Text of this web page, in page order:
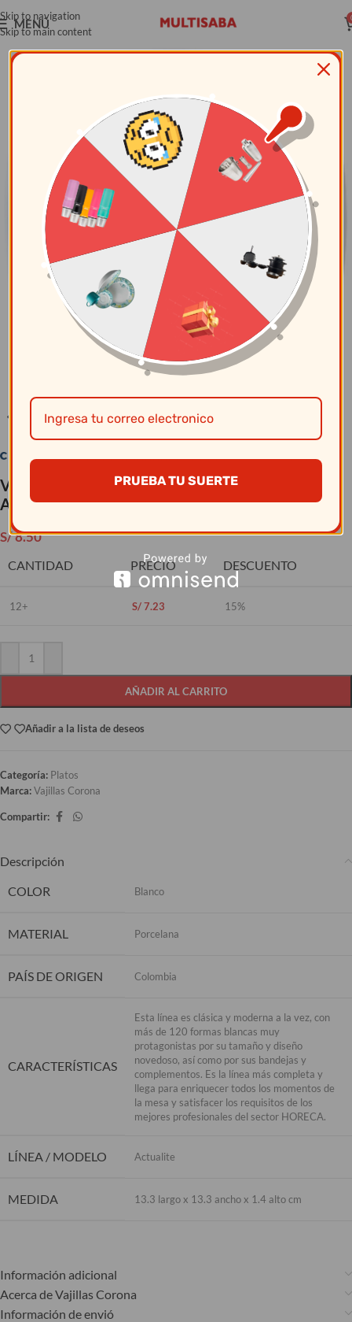
Skip to navigation
Skip to main content
MENÚ
Vajillas Corona – Plato café 13 Cm Cuadrado
Actualite Blco
S/8.50
CANTIDAD PRECIO DESCUENTO
12+ S/7.23 15%
AÑADIR AL CARRITO
Añadir a la lista de deseos
Categoría: Platos
Marca:Vajillas Corona
Compartir:
Descripción
COLOR
Blanco
MATERIAL Porcelana
PAÍS DE ORIGEN Colombia
CARACTERÍSTICAS
Esta línea es clásica y moderna a la vez, con
más de 120 formas blancas muy
protagonistas por su tamaño y diseño
novedoso, así como por sus bandejas y
complementos. Es la línea más completa y
llega para enriquecer todos los momentos de
la mesa y satisfacer los requisitos de los
mejores profesionales del sector HORECA.
LÍNEA / MODELO Actualite
MEDIDA 13.3 largo x 13.3 ancho x 1.4 alto cm
Información adicional
Acerca de Vajillas Corona
Información de envió
PRUEBA TU SUERTE